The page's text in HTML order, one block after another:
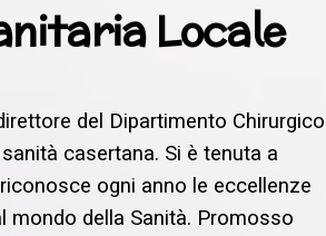
Locale
del Dipartimento Chirurgico
casertana. Si è tenuta a
ogni anno le eccellenze
mondo della Sanità. Promosso